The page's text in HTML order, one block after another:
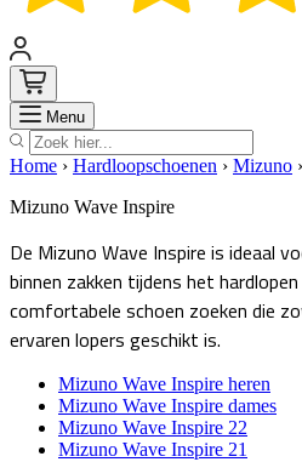
Menu Zoek
Home › Hardloopschoenen › Mizuno ›
Mizuno Wave Inspire
De Mizuno Wave Inspire is ideaal
binnen zakken tijdens het
comfortabele schoen zoeken die
ervaren lopers geschikt is.
Mizuno Wave Inspire heren
Mizuno Wave Inspire dames
Mizuno Wave Inspire 22
Mizuno Wave Inspire 21